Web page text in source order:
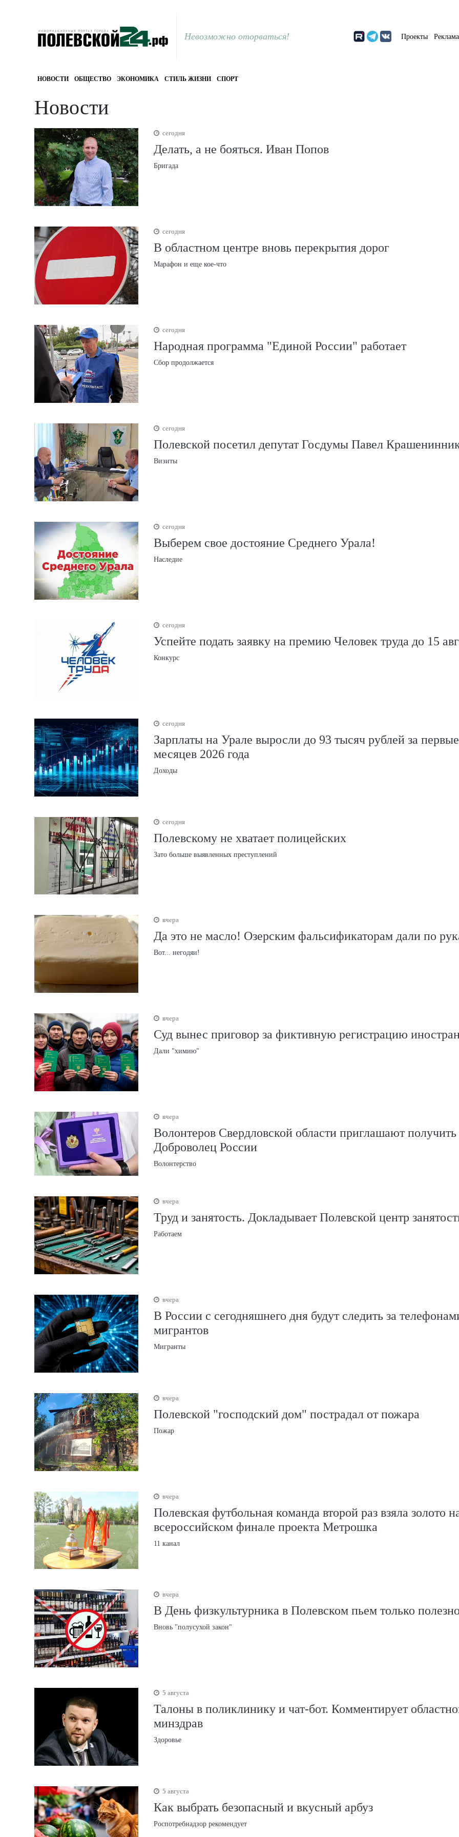
Невозможно оторваться! Проекты Реклама
НОВОСТИ ОБЩЕСТВО ЭКОНОМИКА СТИЛЬ ЖИЗНИ СПОРТ
Новости
сегодня
Делать, а не бояться. Иван Попов
Бригада
сегодня
В областном центре вновь перекрытия дорог
Марафон и еще кое-что
сегодня
Народная программа "Единой России" работает
Сбор продолжается
сегодня
Полевской посетил депутат Госдумы Павел
Визиты
сегодня
Выберем свое достояние Среднего Урала!
Наследие
сегодня
Успейте подать заявку на премию Человек труда до 15
Конкурс
сегодня
Зарплаты на Урале выросли до 93 тысяч рублей за
месяцев 2026 года
Доходы
сегодня
Полевскому не хватает полицейских
Зато больше выявленных преступлений
вчера
Да это не масло! Озерским фальсификаторам дали по
Вот... негодяи!
вчера
Суд вынес приговор за фиктивную регистрацию
Дали "химию"
вчера
Волонтеров Свердловской области приглашают получить
Доброволец России
Волонтерство
вчера
Труд и занятость. Докладывает Полевской центр
Работаем
вчера
В России с сегодняшнего дня будут следить за
мигрантов
Мигранты
вчера
Полевской "господский дом" пострадал от пожара
Пожар
вчера
Полевская футбольная команда второй раз взяла золото
всероссийском финале проекта Метрошка
11 канал
вчера
В День физкультурника в Полевском пьем только
Вновь "полусухой закон"
5 августа
Талоны в поликлинику и чат-бот. Комментирует
минздрав
Здоровье
5 августа
Как выбрать безопасный и вкусный арбуз
Роспотребнадзор рекомендует